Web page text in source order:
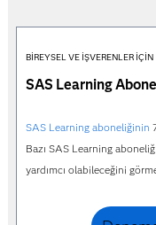
BIREYSEL VE İŞVERENLER İÇIN
SAS Learning
SAS Learning aboneliğinin
Bazı SAS Learning
yardımcı olabileceğini